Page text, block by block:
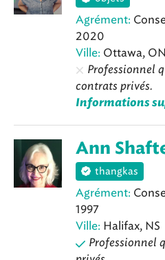
Agrément:
2020
Ville: Ottawa, ON
Professionnel
contrats privés.
Informations
Ann
thangkas
Agrément:
1997
Ville: Halifax, NS
Professionnel